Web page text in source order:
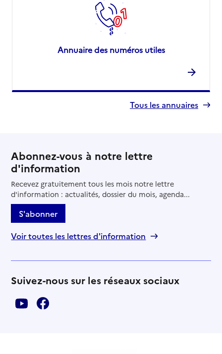
Annuaire des numéros utiles
Tous les annuaires
Abonnez-vous à notre lettre
d'information
Recevez gratuitement tous les mois notre lettre
d'information : actualités, dossier du mois, agenda...
S'abonner
Voir toutes les lettres d'information
Suivez-nous sur les réseaux sociaux